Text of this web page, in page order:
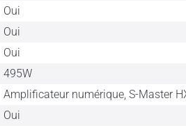
Oui
Oui
Oui
495W
Amplificateur numérique, S-Master
Oui